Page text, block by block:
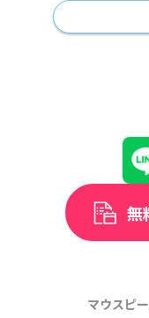
無
マウスピ